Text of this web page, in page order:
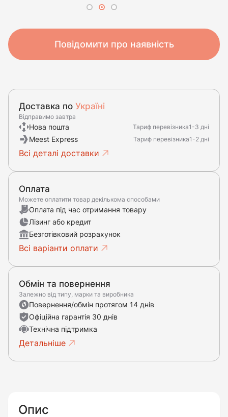
Повідомити про наявність
Доставка по Україні
Відправимо завтра
Нова пошта Тариф перевізника1-3 дні
Meest Express Тариф перевізника1-2 дні
Всі деталі доставки
Оплата
Можете оплатити товар декількома способами
Оплата під час отримання товару
Лізинг або кредит
Безготівковий розрахунок
Всі варіанти оплати
Обмін та повернення
Залежно від типу, марки та виробника
Повернення/обмін протягом 14 днів
Офіційна гарантія 30 днів
Технічна підтримка
Детальніше
Опис